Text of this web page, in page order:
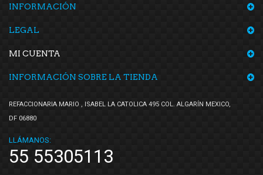
Volkswagen (Original)
Voltmax(3)
INFORMACIÓN
LEGAL
MI CUENTA
INFORMACIÓN SOBRE LA TIENDA
REFACCIONARIA MARIO , ISABEL LA CATOLICA 495 COL. ALGARÍN MEXICO,
DF 06880
LLÁMANOS:
55 55305113